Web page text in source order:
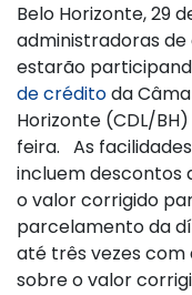
Belo Horizonte, 29
administradoras
estarão
de créditoda
Horizonte (CDL/
feira. As
incluem descontos
o valor corrigido
parcelamento da
até três vezes com
sobre o valor